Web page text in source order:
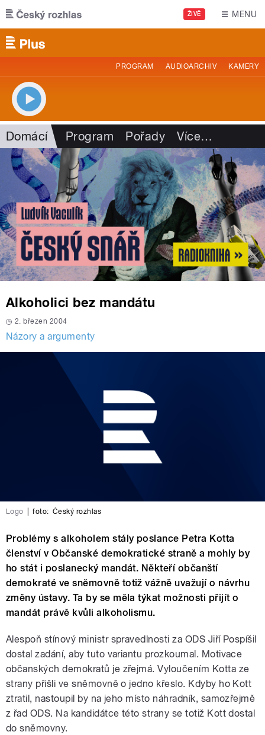
Přejít k hlavnímu obsahu
ŽIVĚ MENU
PROGRAM AUDIOARCHIV KAMERY
Domácí Program Pořady Více…
Alkoholici bez mandátu
2. březen 2004
Názory a argumenty
Logo foto: Český rozhlas
Problémy s alkoholem stály poslance Petra Kotta
členství v Občanské demokratické straně a mohly by
ho stát i poslanecký mandát. Někteří občanští
demokraté ve sněmovně totiž vážně uvažují o návrhu
změny ústavy. Ta by se měla týkat možnosti přijít o
mandát právě kvůli alkoholismu.
Alespoň stínový ministr spravedlnosti za ODS Jiří Pospíšil
dostal zadání, aby tuto variantu prozkoumal. Motivace
občanských demokratů je zřejmá. Vyloučením Kotta ze
strany přišli ve sněmovně o jedno křeslo. Kdyby ho Kott
ztratil, nastoupil by na jeho místo náhradník, samozřejmě
z řad ODS. Na kandidátce této strany se totiž Kott dostal
do sněmovny.